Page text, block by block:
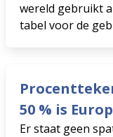
wereld gebruikt
tabel voor de
50 % is
Er staat geen